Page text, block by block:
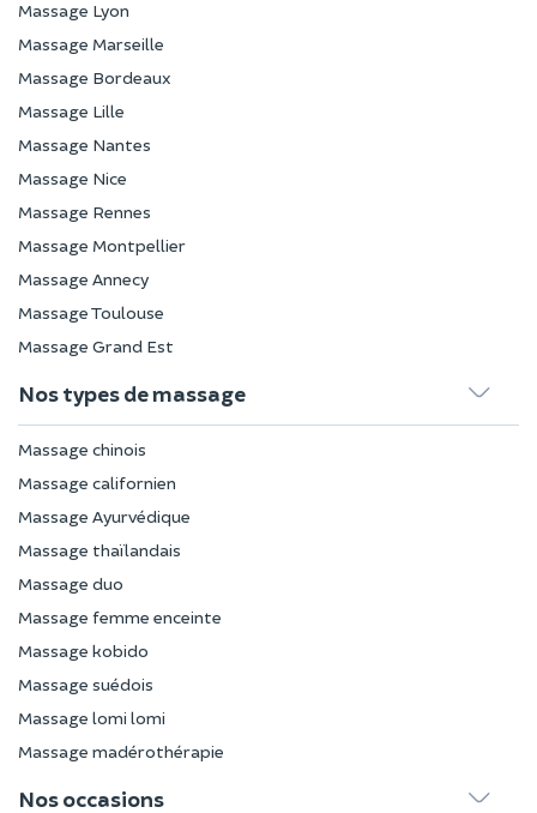
Massage Lyon
Massage Marseille
Massage Bordeaux
Massage Lille
Massage Nantes
Massage Nice
Massage Rennes
Massage Montpellier
Massage Annecy
Massage Toulouse
Massage Grand Est
Nos types de massage
Massage chinois
Massage californien
Massage Ayurvédique
Massage thaïlandais
Massage duo
Massage femme enceinte
Massage kobido
Massage suédois
Massage lomi lomi
Massage madérothérapie
Nos occasions